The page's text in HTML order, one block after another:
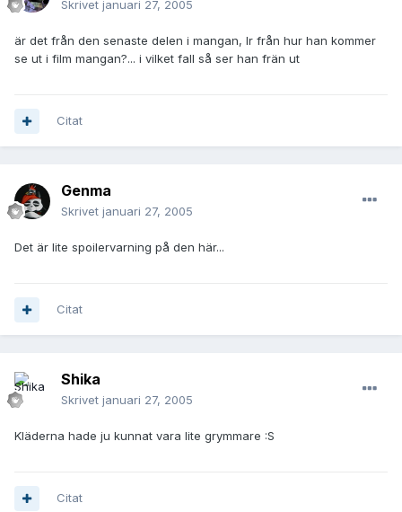
Skrivet januari 27, 2005
är det från den senaste delen i mangan, lr från hur han kommer
se ut i film mangan?... i vilket fall så ser han frän ut
Citat
Genma
Skrivet januari 27, 2005
Det är lite spoilervarning på den här...
Citat
Shika
Skrivet januari 27, 2005
Kläderna hade ju kunnat vara lite grymmare :S
Citat